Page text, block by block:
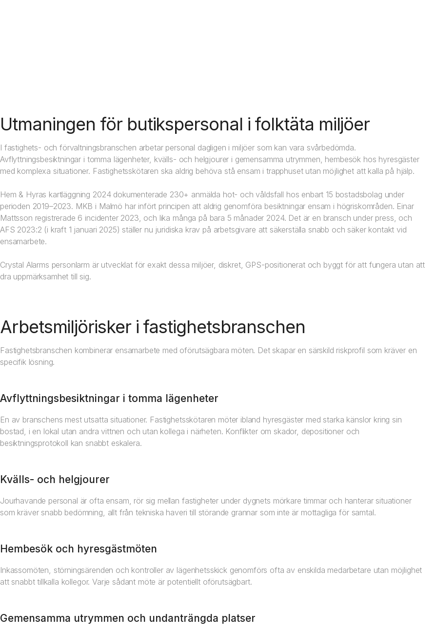
Utmaningen för butikspersonal i folktäta miljöer
I fastighets- och förvaltningsbranschen arbetar personal dagligen i miljöer som kan vara svårbedömda.
Avflyttningsbesiktningar i tomma lägenheter, kvälls- och helgjourer i gemensamma utrymmen, hembesök hos hyresgäster
med komplexa situationer. Fastighetsskötaren ska aldrig behöva stå ensam i trapphuset utan möjlighet att kalla på hjälp.
Hem & Hyras kartläggning 2024 dokumenterade 230+ anmälda hot- och våldsfall hos enbart 15 bostadsbolag under
perioden 2019–2023. MKB i Malmö har infört principen att aldrig genomföra besiktningar ensam i högriskområden. Einar
Mattsson registrerade 6 incidenter 2023, och lika många på bara 5 månader 2024. Det är en bransch under press, och
AFS 2023:2 (i kraft 1 januari 2025) ställer nu juridiska krav på arbetsgivare att säkerställa snabb och säker kontakt vid
ensamarbete.
Crystal Alarms personlarm är utvecklat för exakt dessa miljöer, diskret, GPS-positionerat och byggt för att fungera utan att
dra uppmärksamhet till sig.
Arbetsmiljörisker i fastighetsbranschen
Fastighetsbranschen kombinerar ensamarbete med oförutsägbara möten. Det skapar en särskild riskprofil som kräver en
specifik lösning.
Avflyttningsbesiktningar i tomma lägenheter
En av branschens mest utsatta situationer. Fastighetsskötaren möter ibland hyresgäster med starka känslor kring sin
bostad, i en lokal utan andra vittnen och utan kollega i närheten. Konflikter om skador, depositioner och
besiktningsprotokoll kan snabbt eskalera.
Kvälls- och helgjourer
Jourhavande personal är ofta ensam, rör sig mellan fastigheter under dygnets mörkare timmar och hanterar situationer
som kräver snabb bedömning, allt från tekniska haveri till störande grannar som inte är mottagliga för samtal.
Hembesök och hyresgästmöten
Inkassomöten, störningsärenden och kontroller av lägenhetsskick genomförs ofta av enskilda medarbetare utan möjlighet
att snabbt tillkalla kollegor. Varje sådant möte är potentiellt oförutsägbart.
Gemensamma utrymmen och undanträngda platser